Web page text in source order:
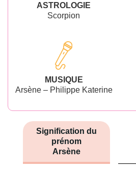
ASTROLOGIE
Scorpion
MUSIQUE
Arsène – Philippe Katerine
Signification du
prénom
Arsène